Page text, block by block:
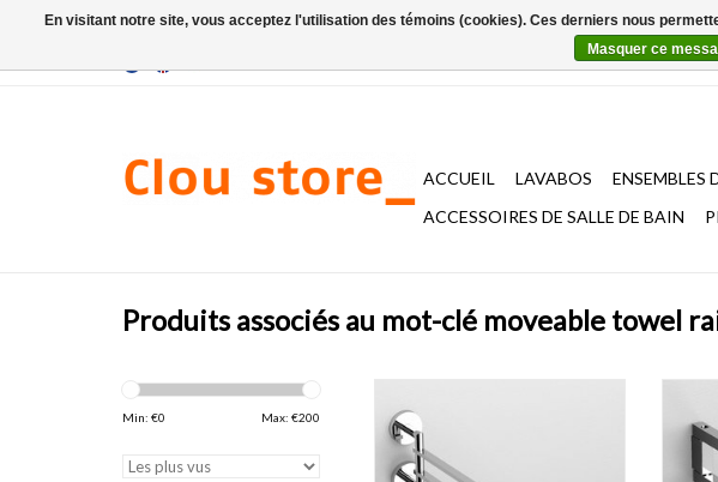
ACCUEIL LAVABOS ENSEMBLES
ACCESSOIRES DE SALLE DE BAIN
Produits associés au mot-clé moveable towel
Min: €0 Max: €200
AJOUTER AU PANIER
En visitant notre site, vous acceptez l'utilisation des témoins (cookies). Ces derniers nous
Masquer ce